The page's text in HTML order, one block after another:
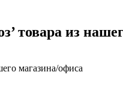
товара из
магазина/офиса